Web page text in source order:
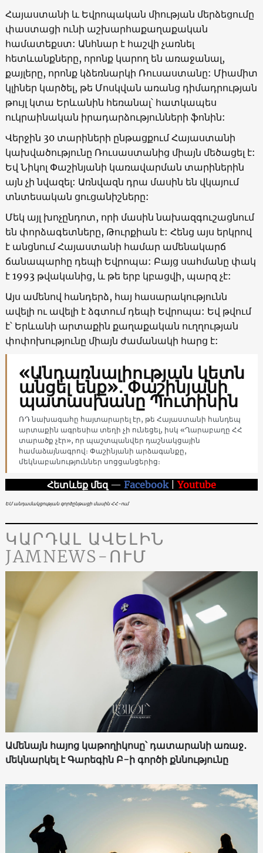
Հայաստանի և Եվրոպական միության մերձեցումը
փաստացի ունի աշխարհաքաղաքական
համատեքստ: Անհնար է հաշվի չառնել
հետևանքները, որոնք կարող են առաջանալ,
քայլերը, որոնք կձեռնարկի Ռուսաստանը: Միամիտ
կլիներ կարծել, թե Մոսկվան առանց դիմադրության
թույլ կտա Երևանին հեռանալ՝ հատկապես
ուկրաինական իրադարձությունների ֆոնին:
Վերջին 30 տարիների ընթացքում Հայաստանի
կախվածությունը Ռուսաստանից միայն մեծացել է:
Եվ Նիկոլ Փաշինյանի կառավարման տարիներին
այն չի նվազել: Առնվազն դրա մասին են վկայում
տնտեսական ցուցանիշները:
Մեկ այլ խոչընդոտ, որի մասին նախազգուշացնում
են փորձագետները, Թուրքիան է: Հենց այս երկրով
է անցնում Հայաստանի համար ամենակարճ
ճանապարհը դեպի Եվրոպա: Բայց սահմանը փակ
է 1993 թվականից, և թե երբ կբացվի, պարզ չէ:
Այս ամենով հանդերձ, հայ հասարակությունն
ավելի ու ավելի է ձգտում դեպի Եվրոպա: Եվ թվում
է՝ Երևանի արտաքին քաղաքական ուղղության
փոփոխությունը միայն ժամանակի հարց է:
«Անդառնալիության կետն
անցել ենք»․ Փաշինյանի
պատասխանը Պուտինին
ՌԴ նախագահը հայտարարել էր, թե Հայաստանի հանդեպ
արտաքին ագրեսիա տեղի չի ունեցել, իսկ «Ղարաբաղը ՀՀ
տարածք չէր», որ պաշտպանվեր դաշնակցային
համաձայնագրով։ Փաշինյանի արձագանքը,
մեկնաբանություններ սոցցանցերից։
Հետևեք մեզ — Facebook |Youtube
ԵՄ անդամակցության գործընթացի մասին ՀՀ-ում
ԿԱՐԴԱԼ ԱՎԵԼԻՆ
JAMNEWS-ՈՒՄ
Ամենայն հայոց կաթողիկոսը՝ դատարանի առաջ․
մեկնարկել է Գարեգին Բ-ի գործի քննությունը